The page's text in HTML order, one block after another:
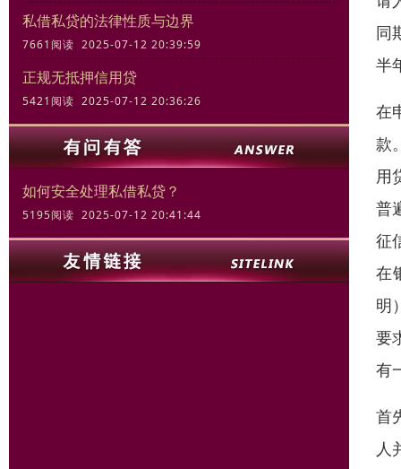
私借私贷的法律性质与边界
7661阅读 2025-07-12 20:39:59
正规无抵押信用贷
5421阅读 2025-07-12 20:36:26
如何安全处理私借私贷？
5195阅读 2025-07-12 20:41:44
同
半
在
款
用
普
征
在
明
要
有
首
人